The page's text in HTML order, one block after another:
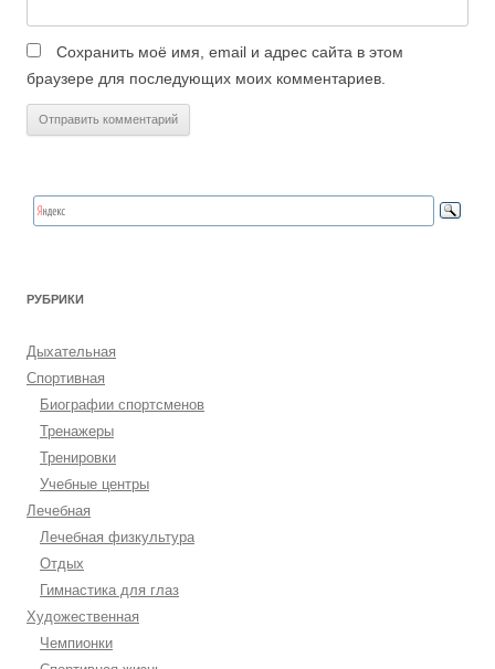
Сохранить моё имя, email и адрес сайта в этом
браузере для последующих моих комментариев.
РУБРИКИ
Дыхательная
Спортивная
Биографии спортсменов
Тренажеры
Тренировки
Учебные центры
Лечебная
Лечебная физкультура
Отдых
Гимнастика для глаз
Художественная
Чемпионки